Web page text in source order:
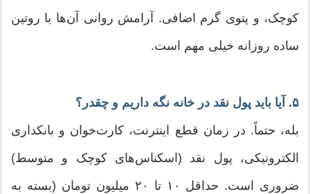
کوچک، و پتوی گرم اضافی. آرامش روانی آن‌ها با روتین
ساده روزانه خیلی مهم است.
۵. آیا باید پول نقد در خانه نگه داریم و چقدر؟
بله، حتماً. در زمان قطع اینترنت، کارت‌خوان و بانکداری
الکترونیکی، پول نقد (اسکناس‌های کوچک و متوسط)
ضروری است. حداقل ۱۰ تا ۲۰ میلیون تومان (بسته به